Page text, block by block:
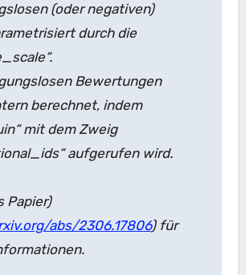
(oder negativen)
durch die
Bewertungen
berechnet, indem
mit dem Zweig
aufgerufen wird.
Papier)
abs/2306.17806) für